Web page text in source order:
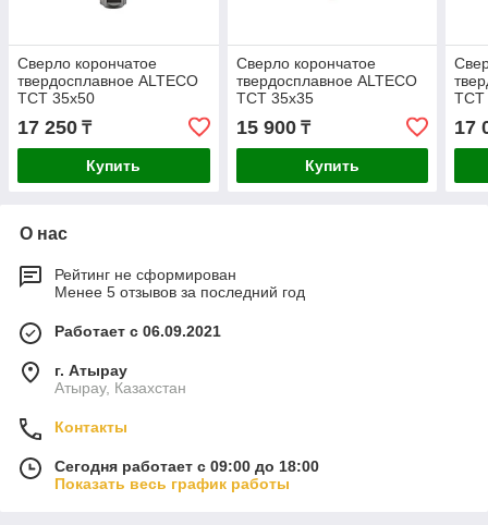
Сверло корончатое
твердосплавное ALTECO
TCT 35х50
17 250 ₸
Купить
Сверло корончатое
твердосплавное ALTECO
TCT 35х35
15 900₸
Купить
TCT
17
О нас
Рейтинг не сформирован
Менее 5 отзывов за последний год
Работает с 06.09.2021
г. Атырау
Атырау, Казахстан
Контакты
Сегодня работает с 09:00 до 18:00
Показать весь график работы